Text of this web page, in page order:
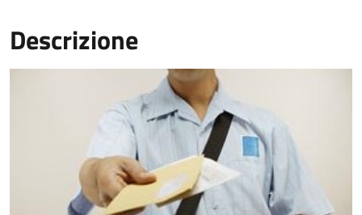
Descrizione